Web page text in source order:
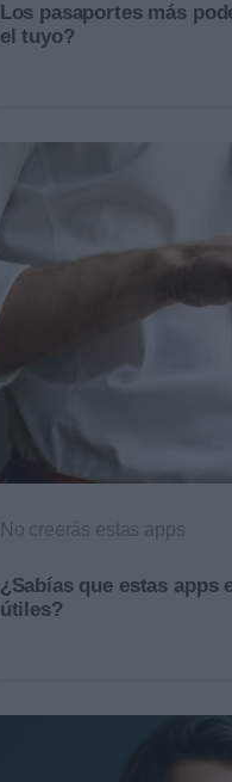
Los pasaportes más
el tuyo?
No creerás estas apps
¿Sabías que estas apps
útiles?